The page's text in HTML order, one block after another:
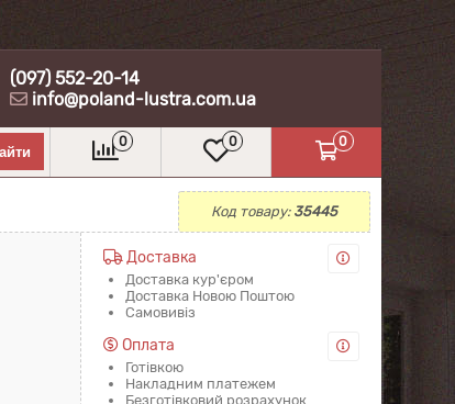
(097) 552-20-14
info@poland-lustra.com.ua
0 0 0
Код товару: 35445
Доставка
Доставка кур'єром
Доставка Новою Поштою
Самовивіз
Оплата
Готівкою
Накладним платежем
Безготівковий розрахунок